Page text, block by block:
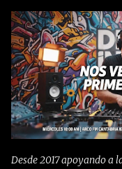
Desde 2017 apoyando a